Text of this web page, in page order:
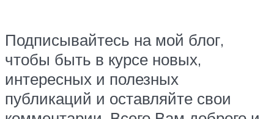
Подписывайтесь на мой блог,
чтобы быть в курсе новых,
интересных и полезных
публикаций и оставляйте свои